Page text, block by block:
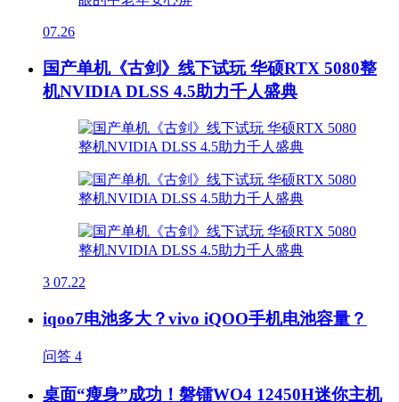
07.26
国产单机《古剑》线下试玩 华硕RTX 5080整
机NVIDIA DLSS 4.5助力千人盛典
3 07.22
iqoo7电池多大？vivo iQOO手机电池容量？
问答 4
桌面“瘦身”成功！磐镭WO4 12450H迷你主机